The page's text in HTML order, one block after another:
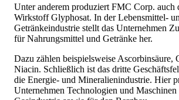
Unter anderem produziert FMC Corp. auch
Wirkstoff Glyphosat. In der Lebensmittel-
Getränkeindustrie stellt das Unternehmen
für Nahrungsmittel und Getränke her.
Dazu zählen beispielsweise Ascorbinsäure,
Niacin. Schließlich ist das dritte
die Energie- und Mineralienindustrie. Hier
Unternehmen Technologien und